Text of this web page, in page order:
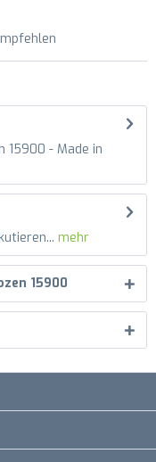
15900 - Made in
mehr
15900